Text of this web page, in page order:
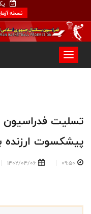
نسخه
تسلیت فدراسیون
پیشکسوت ارزنده
09:50
1402/04/06